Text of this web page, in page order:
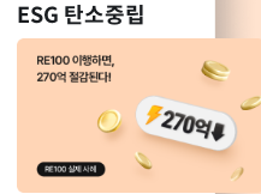
ESG 탄소중립